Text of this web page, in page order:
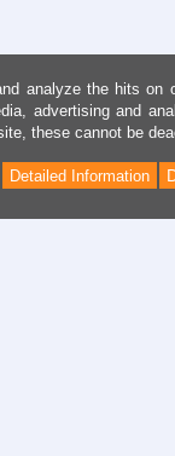
analyze the hits on
advertising and
these cannot be
Detailed Information